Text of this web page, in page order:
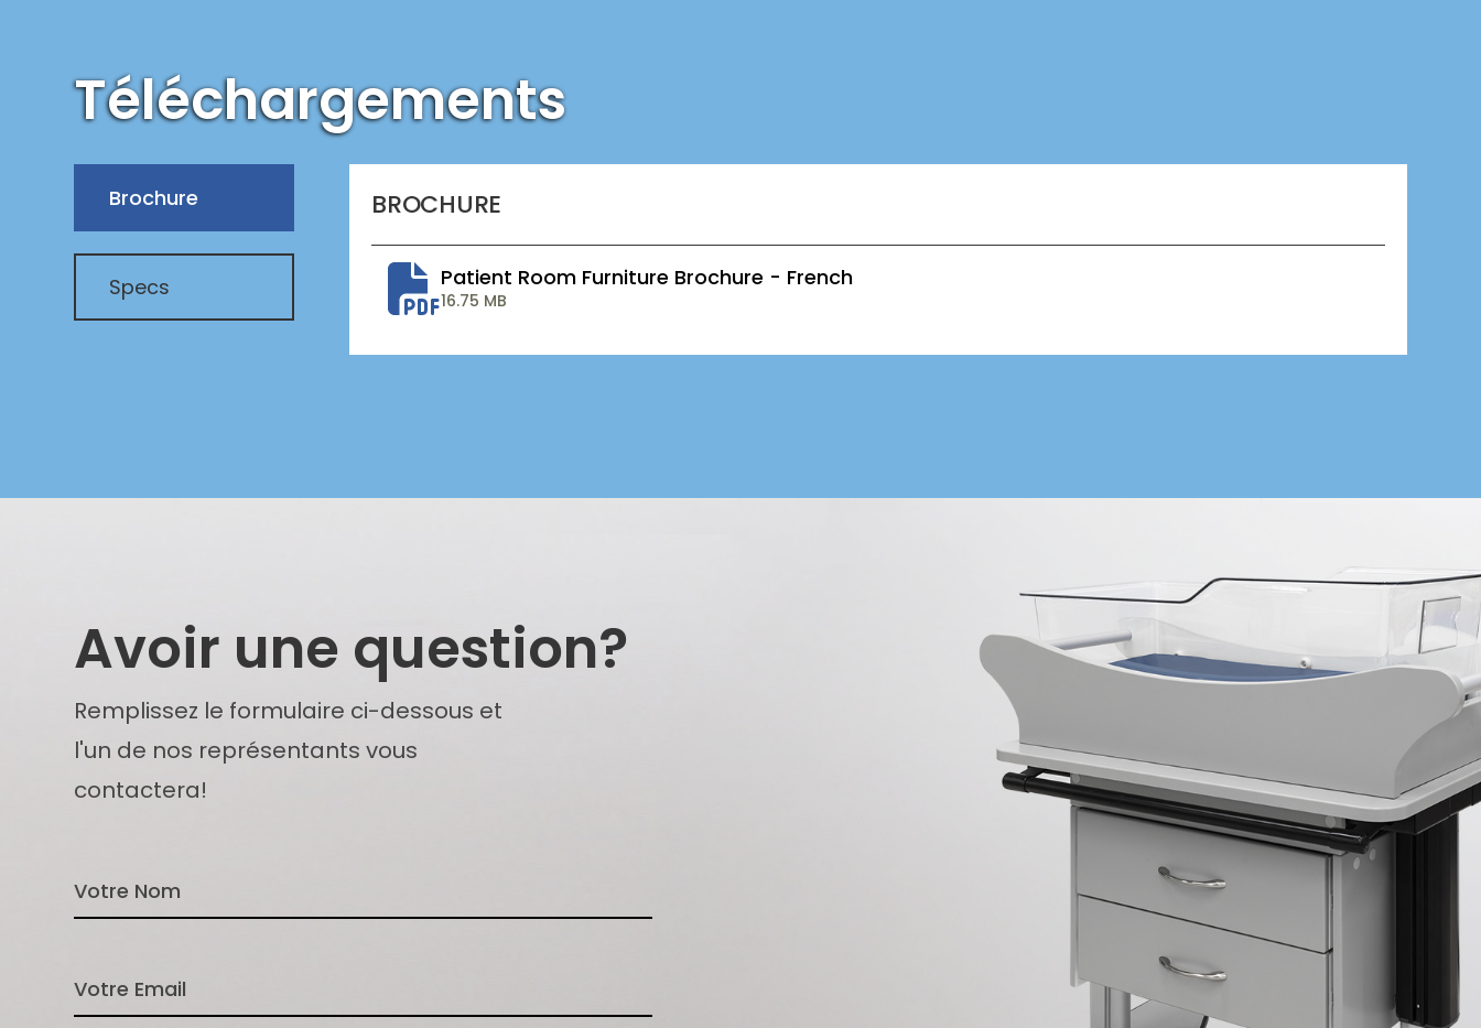
Téléchargements
Brochure
Specs
BROCHURE
Patient Room Furniture Brochure - French
16.75 MB
Avoir une question?
Remplissez le formulaire ci-dessous et
l'un de nos représentants vous
contactera!